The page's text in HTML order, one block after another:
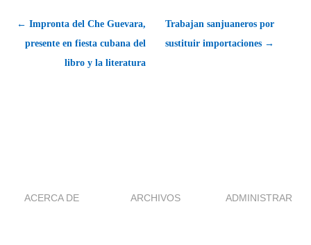
← Impronta del Che Guevara,
presente en fiesta cubana del
libro y la literatura
Trabajan sanjuaneros por
sustituir importaciones →
ACERCA DE ARCHIVOS ADMINISTRAR